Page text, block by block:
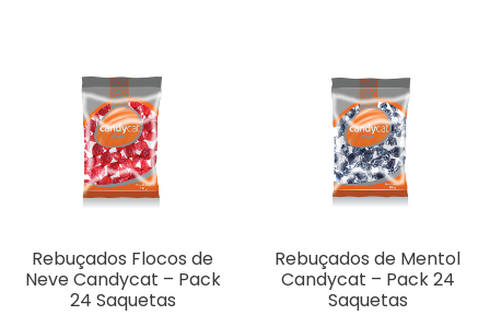
Rebuçados Flocos de
Neve Candycat – Pack
24 Saquetas
Rebuçados de Mentol
Candycat – Pack 24
Saquetas